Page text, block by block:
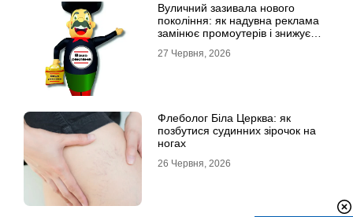
Вуличний зазивала нового
покоління: як надувна реклама
замінює промоутерів і знижує
27 Червня, 2026
Флеболог Біла Церква: як
позбутися судинних зірочок на
ногах
26 Червня, 2026